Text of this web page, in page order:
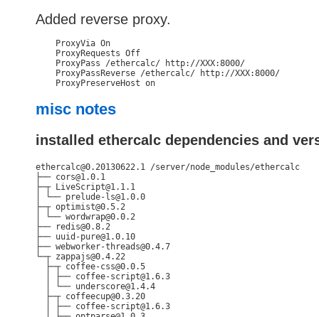
Added reverse proxy.
    ProxyVia On
    ProxyRequests Off
    ProxyPass /ethercalc/ http://XXX:8000/
    ProxyPassReverse /ethercalc/ http://XXX:8000/
misc notes
installed ethercalc dependencies and
ethercalc@0.20130622.1 /server/node_modules/ethercalc
├── cors@1.0.1
├─┬ LiveScript@1.1.1
│ └── prelude-ls@1.0.0
├─┬ optimist@0.5.2
│ └── wordwrap@0.0.2
├── redis@0.8.2
├── uuid-pure@1.0.10
├── webworker-threads@0.4.7
└─┬ zappajs@0.4.22
  ├─┬ coffee-css@0.0.5
  │ ├── coffee-script@1.6.3
  │ └── underscore@1.4.4
  ├─┬ coffeecup@0.3.20
  │ ├── coffee-script@1.6.3